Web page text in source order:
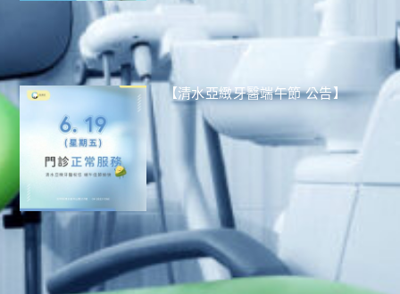
【清水亞緻牙醫端午節 公告】